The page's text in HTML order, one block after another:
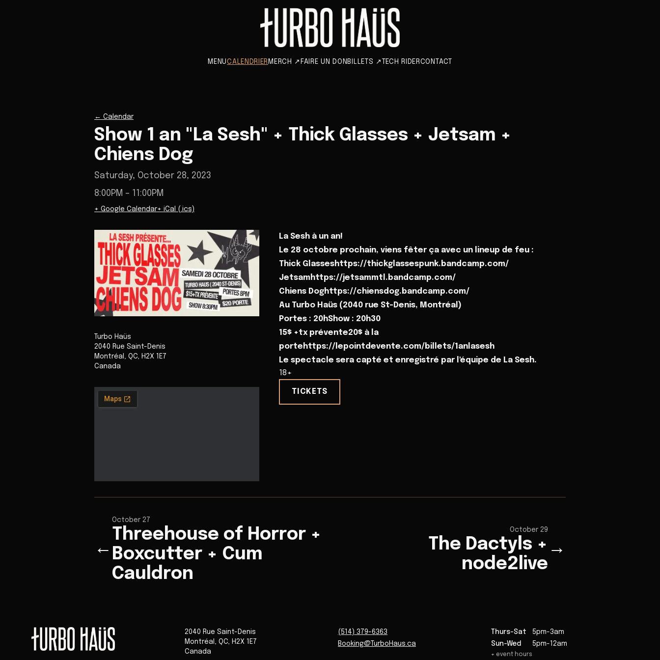
MENUCALENDRIER MERCH ↗ FAIRE UN DON BILLETS ↗ TECH RIDERCONTACT
← Calendar
Show 1 an "La Sesh" + Thick Glasses + Jetsam +
Chiens Dog
Saturday, October 28, 2023
8:00PM – 11:00PM
+ Google Calendar+ iCal (.ics)
Turbo Haüs
2040 Rue Saint-Denis
Montréal , QC, H2X 1E7
Canada
La Sesh à un an!
Le 28 octobre prochain, viens fêter ça avec un lineup de feu :
Thick Glasseshttps://thickglassespunk.bandcamp.com/
Jetsamhttps://jetsammtl.bandcamp.com/
Chiens Doghttps://chiensdog.bandcamp.com/
Au Turbo Haüs (2040 rue St-Denis, Montréal)
Portes : 20hShow : 20h30
15$ +tx prévente20$ à la
portehttps://lepointdevente.com/billets/1anlasesh
Le spectacle sera capté et enregistré par l'équipe de La Sesh.
18+
TICKETS
←
October 27
Threehouse of Horror +
Boxcutter + Cum
Cauldron
October 29
The Dactyls +
node2live
→
2040 Rue Saint-Denis
Montréal , QC, H2X 1E7
Canada
(514) 379-6363
Booking@TurboHaus.ca
Thurs-Sat
5pm-3am
Sun-Wed
5pm-12am
+ event hours